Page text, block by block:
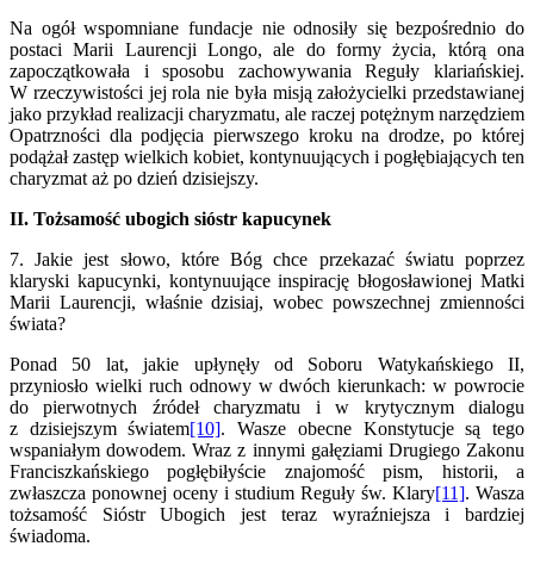
Na ogół wspomniane fundacje nie odnosiły się bezpośrednio do
postaci Marii Laurencji Longo, ale do formy życia, którą ona
zapoczątkowała i sposobu zachowywania Reguły klariańskiej.
W rzeczywistości jej rola nie była misją założycielki przedstawianej
jako przykład realizacji charyzmatu, ale raczej potężnym narzędziem
Opatrzności dla podjęcia pierwszego kroku na drodze, po której
podążał zastęp wielkich kobiet, kontynuujących i pogłębiających ten
charyzmat aż po dzień dzisiejszy.
II. Tożsamość ubogich sióstr kapucynek
7. Jakie jest słowo, które Bóg chce przekazać światu poprzez
klaryski kapucynki, kontynuujące inspirację błogosławionej Matki
Marii Laurencji, właśnie dzisiaj, wobec powszechnej zmienności
świata?
Ponad 50 lat, jakie upłynęły od Soboru Watykańskiego II,
przyniosło wielki ruch odnowy w dwóch kierunkach: w powrocie
do pierwotnych źródeł charyzmatu i w krytycznym dialogu
z dzisiejszym światem[10]. Wasze obecne Konstytucje są tego
wspaniałym dowodem. Wraz z innymi gałęziami Drugiego Zakonu
Franciszkańskiego pogłębiłyście znajomość pism, historii, a
zwłaszcza ponownej oceny i studium Reguły św. Klary[11]. Wasza
tożsamość Sióstr Ubogich jest teraz wyraźniejsza i bardziej
świadoma.